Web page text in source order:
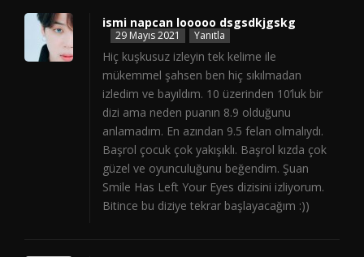
ismi napcan looooo dsgsdkjgskg
29 Mayıs 2021 Yanıtla
Hiç kuşkusuz izleyin tek kelime ile
mükemmel şahsen ben hiç sıkılmadan
izledim ve bayıldım. 10 üzerinden 10’luk bir
dizi ama neden puanın 8.9 olduğunu
anlamadım. En azından 9.5 felan olmalıydı.
Başrol çocuk çok yakışıklı. Başrol kızda çok
güzel ve oyunculuğunu beğendim. Şuan
Smile Has Left Your Eyes dizisini izliyorum.
Bitince bu diziye tekrar başlayacağım :))